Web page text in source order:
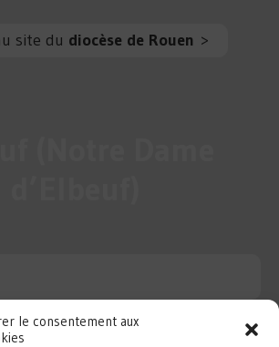
le consentement aux
site du diocèse de Rouen >